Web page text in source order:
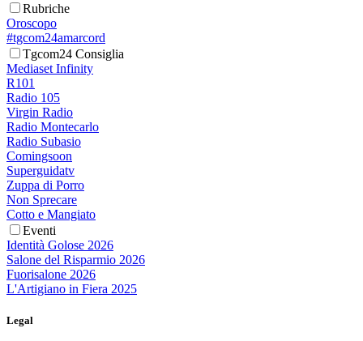
Rubriche
Oroscopo
#tgcom24amarcord
Tgcom24 Consiglia
Mediaset Infinity
R101
Radio 105
Virgin Radio
Radio Montecarlo
Radio Subasio
Comingsoon
Superguidatv
Zuppa di Porro
Non Sprecare
Cotto e Mangiato
Eventi
Identità Golose 2026
Salone del Risparmio 2026
Fuorisalone 2026
L'Artigiano in Fiera 2025
Legal